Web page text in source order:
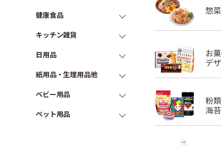
健康食品
キッチン雑貨
日用品
紙用品・生理用品他
ベビー用品
ペット用品